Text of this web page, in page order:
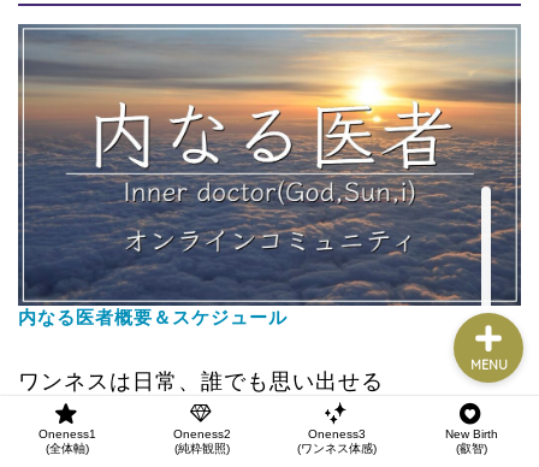
内なる医者概要＆スケジュール
ワンネスは日常、誰でも思い出せる
Oneness1
(全体軸)
Oneness2
(純粋観照)
Oneness3
(ワンネス体感)
New Birth
(叡智)
MENU
Oneness2
(純粋観照)
Oneness3
(ワンネス体感)
New Birth
(叡智)